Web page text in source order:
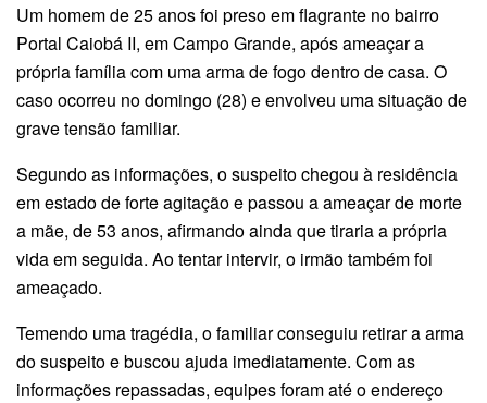
Um homem de 25 anos foi preso em flagrante no bairro
Portal Caiobá II, em Campo Grande, após ameaçar a
própria família com uma arma de fogo dentro de casa. O
caso ocorreu no domingo (28) e envolveu uma situação de
grave tensão familiar.
Segundo as informações, o suspeito chegou à residência
em estado de forte agitação e passou a ameaçar de morte
a mãe, de 53 anos, afirmando ainda que tiraria a própria
vida em seguida. Ao tentar intervir, o irmão também foi
ameaçado.
Temendo uma tragédia, o familiar conseguiu retirar a arma
do suspeito e buscou ajuda imediatamente. Com as
informações repassadas, equipes foram até o endereço